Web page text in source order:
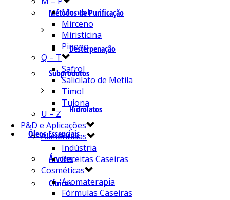
Métodos de Purificação
Desterpenação
Subprodutos
Hidrolatos
Óleos Essenciais
Árvores
Cítricos
Mentol
Mirceno
Miristicina
Pineno
Q – T
Safrol
Salicilato de Metila
Timol
Tujona
U – Z
P&D e Aplicações
Alimentícias
Indústria
Receitas Caseiras
Cosméticas
Aromaterapia
Fórmulas Caseiras